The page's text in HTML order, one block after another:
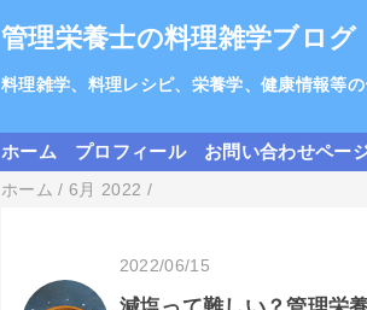
管理栄養士の料理雑学ブログ
料理雑学、料理レシピ、栄養学、健康情報等
ホーム プロフィール お問い合わせペー
ホーム /6月 2022 /
2022/06/15